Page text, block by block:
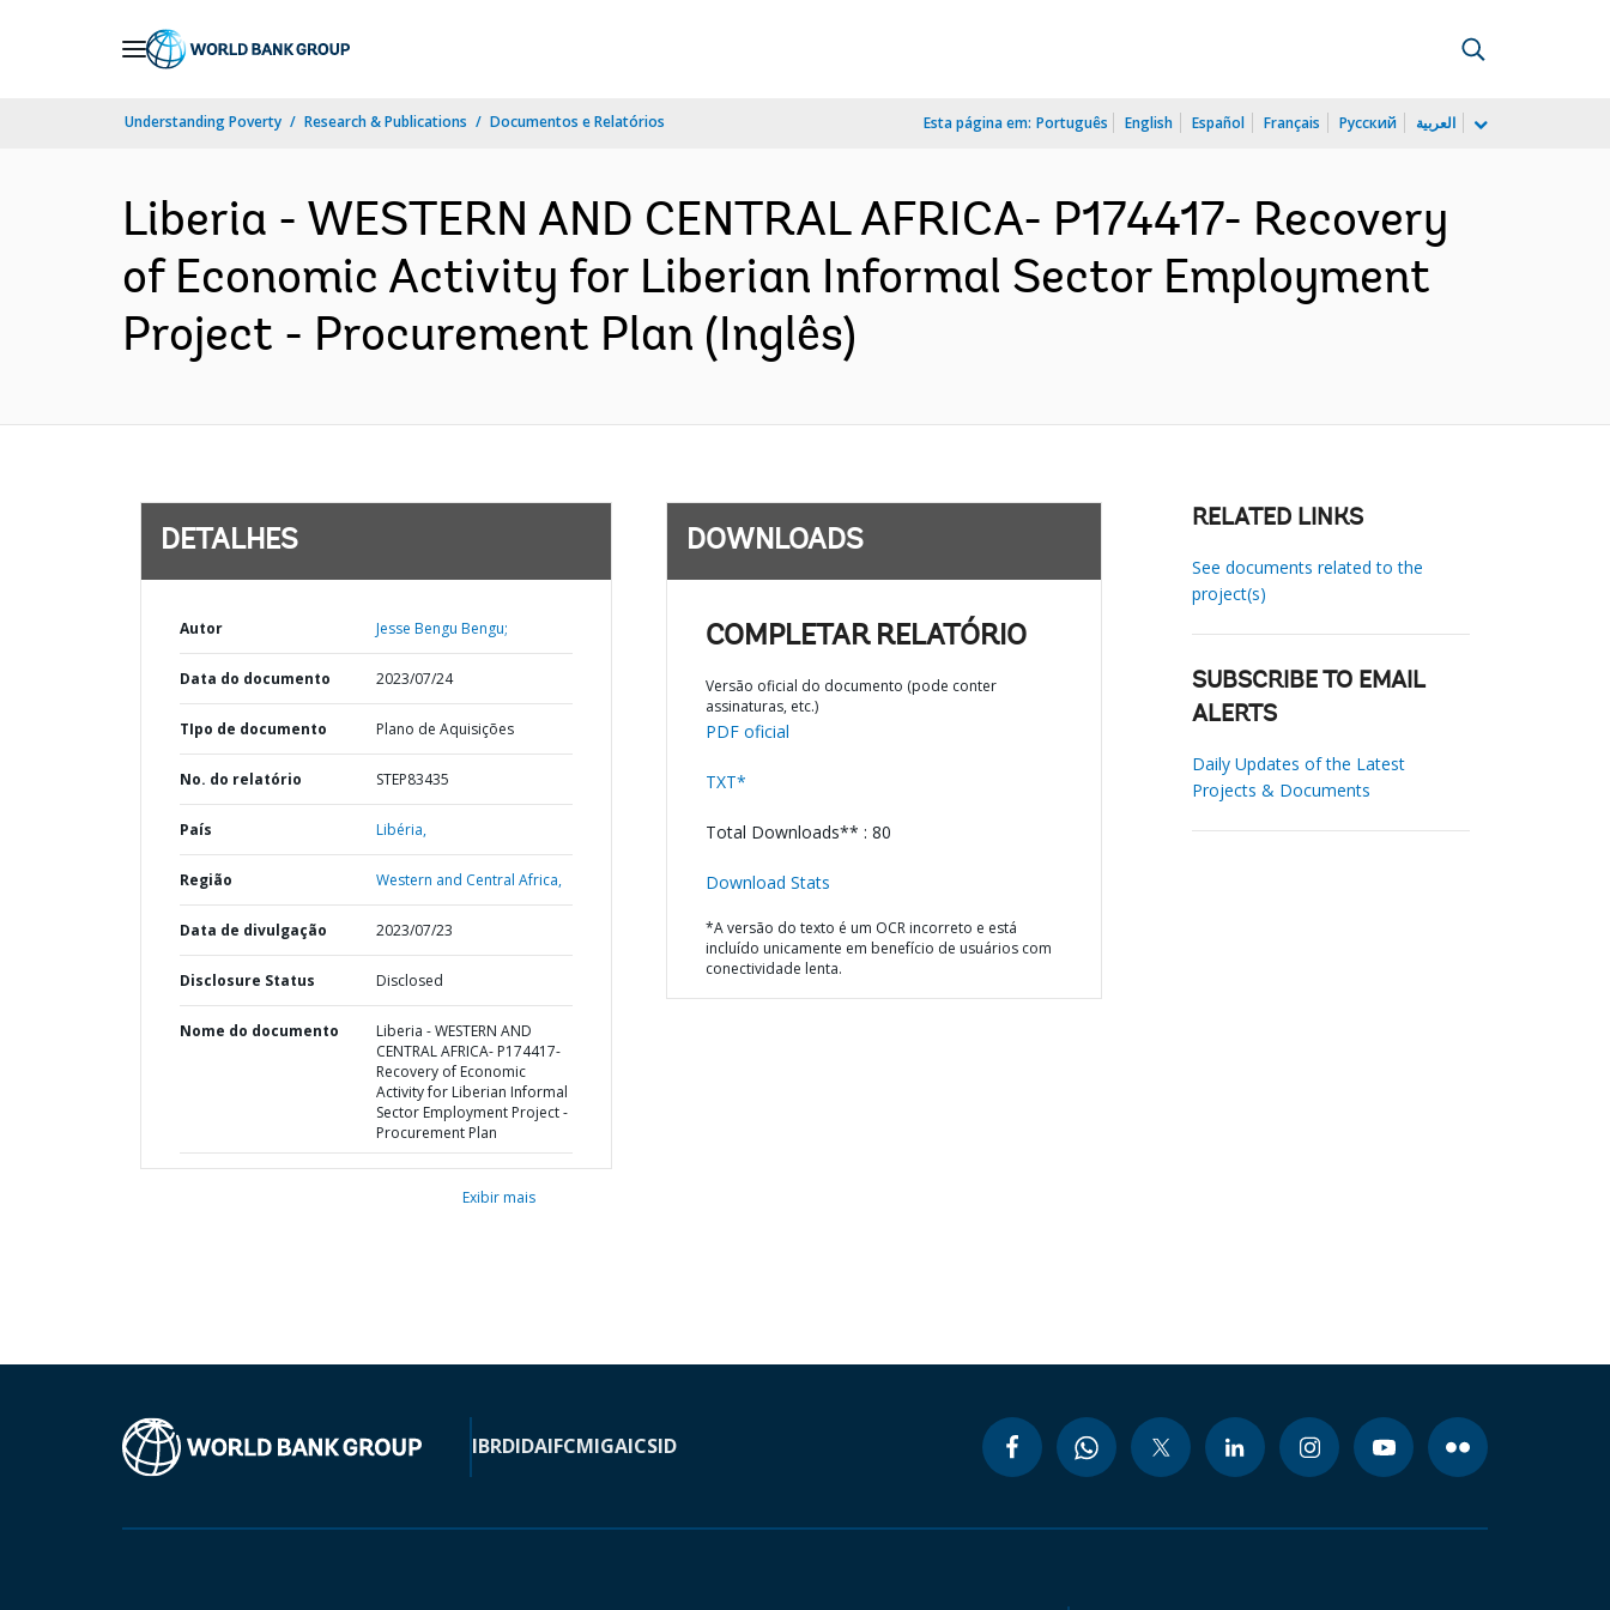
Understanding Poverty Research & Publications Documentos e Relatórios Esta página em: Português English Español Français Русский العربية
Liberia - WESTERN AND CENTRAL AFRICA- P174417- Recovery
of Economic Activity for Liberian Informal Sector Employment
Project - Procurement Plan (Inglês)
DETALHES
Autor Jesse Bengu Bengu;
Data do documento 2023/07/24
TIpo de documento Plano de Aquisições
No. do relatório STEP83435
País Libéria,
Região Western and Central Africa,
Data de divulgação 2023/07/23
Disclosure Status Disclosed
Nome do documento
Liberia - WESTERN AND
CENTRAL AFRICA- P174417-
Recovery of Economic
Activity for Liberian Informal
Sector Employment Project -
Procurement Plan
Exibir mais
DOWNLOADS
COMPLETAR RELATÓRIO
Versão oficial do documento (pode conter
assinaturas, etc.)
PDF oficial
TXT*
Total Downloads** : 80
Download Stats
*A versão do texto é um OCR incorreto e está
incluído unicamente em benefício de usuários com
conectividade lenta.
RELATED LINKS
See documents related to the
project(s)
SUBSCRIBE TO EMAIL
ALERTS
Daily Updates of the Latest
Projects & Documents
IBRDIDAIFCMIGAICSID